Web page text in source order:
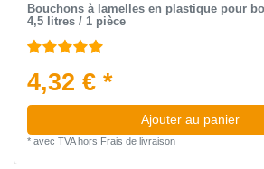
Bouchons à lamelles en plastique pour
4,5 litres / 1 pièce
4,32 € *
Ajouter au panier
* avec TVAhors Frais de livraison